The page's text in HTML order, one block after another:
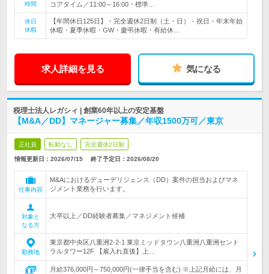
時間
コアタイム／11:00～16:00・標準…
休日
休暇
【年間休日125日】・完全週休2日制（土・日）・祝日・年末年始
休暇・夏季休暇・GW・慶弔休暇・有給休…
求人詳細を見る 気になる
税理士法人レガシィ | 創業60年以上の安定基盤
【M&A／DD】マネージャー募集／年収1500万可／東京
正社員 転勤なし 完全週休2日制
情報更新日：2026/07/15 終了予定日： 2026/08/20
仕事内容
M&Aにおけるデューデリジェンス（DD）案件の担当およびマネ
ジメント業務を行います。
対象と
なる方
大卒以上／DD経験者募集／マネジメント候補
勤務地
東京都中央区八重洲2-2-1 東京ミッドタウン八重洲八重洲セント
ラルタワー12F 【雇入れ直後】上…
月給376,000円～750,000円(一律手当を含む) ※上記月給には、月